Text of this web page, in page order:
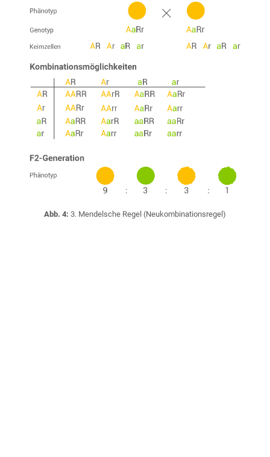
Abb. 4: 3. Mendelsche Regel (Neukombinationsregel)